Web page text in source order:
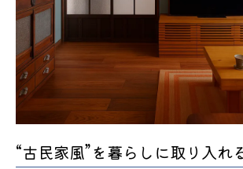
“古民家風”を暮らしに取り入れ